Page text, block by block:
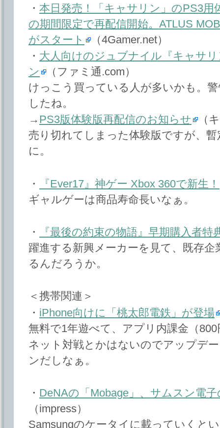
・ 本日発売！「キャサリン」のPS3用
の期間限定で再配信開始。ATLUS
がスタート
（4Gamer.net）
・ 大人向けのジュブナイル『キャサ
ン
（ファミ通.com）
けっこう買っている人が多いかも。
したね。
→ PS3版体験版再配信のお知らせ
（
売り切れてしまった体験版ですが、
に。
・
『Ever17』神ゲー Xbox 360で新生！
ギャルゲーは商品寿命長いなぁ。
・
『最後の約束の物語』早期購入者特
躍進する新興メーカーを見て、既存
るんだろうか。
＜携帯関連＞
・ iPhone向けに「桃太郎電鉄」が登場
無料で1年遊べて、アプリ内課金（
ネット対戦とかはないのでアップデ
ンだしなぁ。
・ DeNAの「Mobage」、サムスン電
（impress）
Samsungのケータイに載っていくと